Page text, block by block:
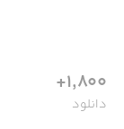
1,800+
دانلود